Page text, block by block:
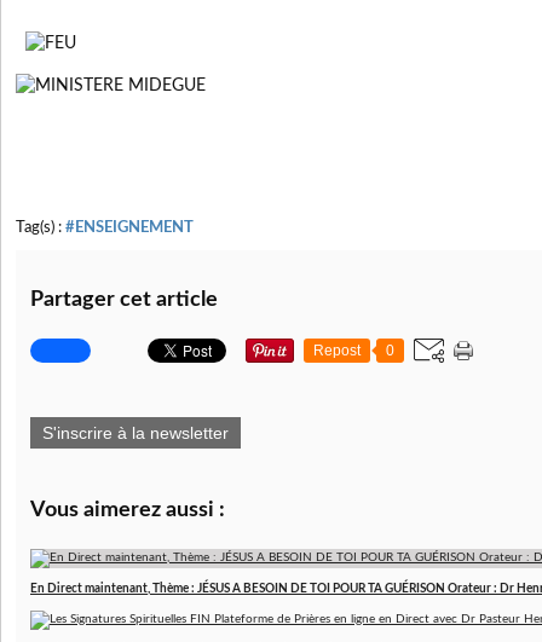
Tag(s) : #ENSEIGNEMENT
Partager cet article
Repost 0
S'inscrire à la newsletter
Vous aimerez aussi :
En Direct maintenant, Thème : JÉSUS A BESOIN DE TOI POUR TA GUÉRISON Orateur : Dr